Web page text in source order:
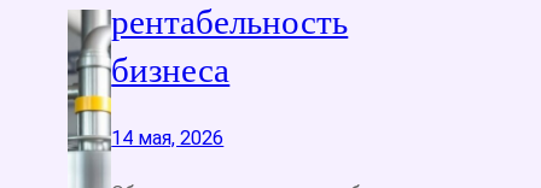
рентабельность
бизнеса
14 мая, 2026